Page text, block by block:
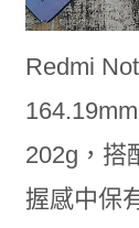
Redmi
202g，搭
握感中保